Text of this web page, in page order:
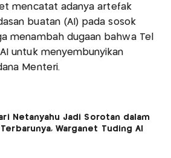
mencatat adanya artefak
buatan (AI) pada sosok
menambah dugaan bahwa Tel
untuk menyembunyikan
Menteri.
Netanyahu Jadi Sorotan dalam
Warganet Tuding AI